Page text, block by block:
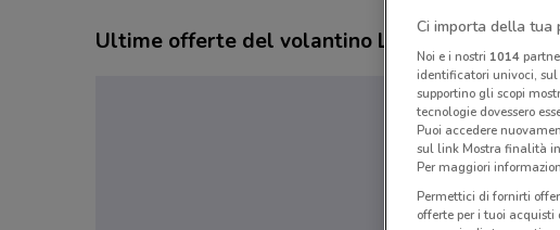
Ultime offerte del volantino LG
Ci importa della tua
Noi e i nostri 1014
identificatori univoci,
supportino gli scopi
tecnologie dovessero
Puoi accedere
sul link Mostra finalità
Per maggiori
Permettici di fornirti
offerte per i tuoi